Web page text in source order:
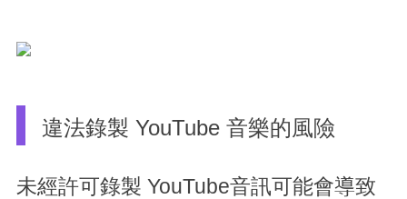
違法錄製 YouTube 音樂的風險
未經許可錄製 YouTube音訊可能會導致